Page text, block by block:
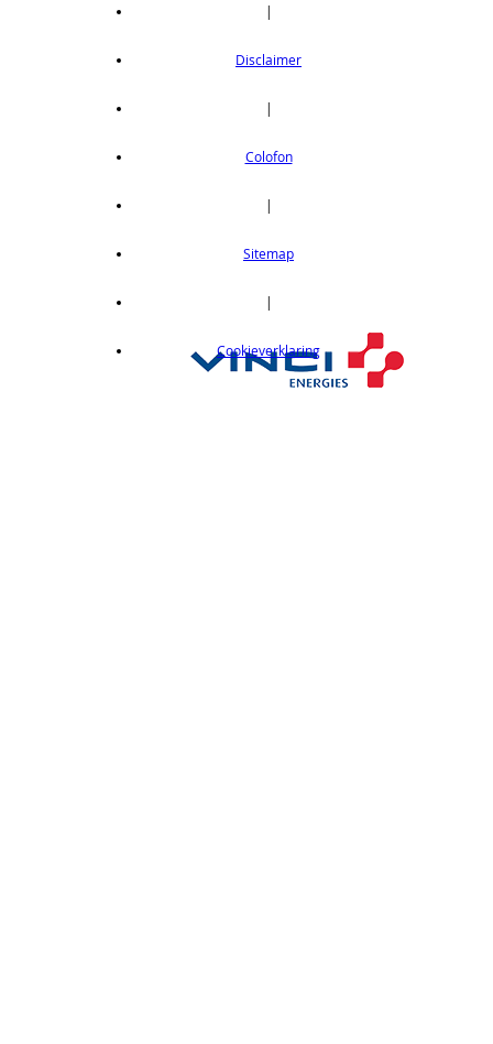
|
Disclaimer
|
Colofon
|
Sitemap
|
Cookieverklaring